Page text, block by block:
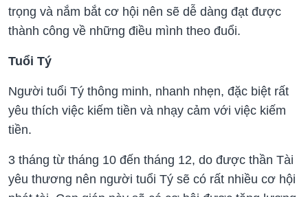
trọng và nắm bắt cơ hội nên sẽ dễ dàng đạt được
thành công về những điều mình theo đuổi.
Tuổi Tý
Người tuổi Tý thông minh, nhanh nhẹn, đặc biệt rất
yêu thích việc kiếm tiền và nhạy cảm với việc kiếm
tiền.
3 tháng từ tháng 10 đến tháng 12, do được thần Tài
yêu thương nên người tuổi Tý sẽ có rất nhiều cơ hội